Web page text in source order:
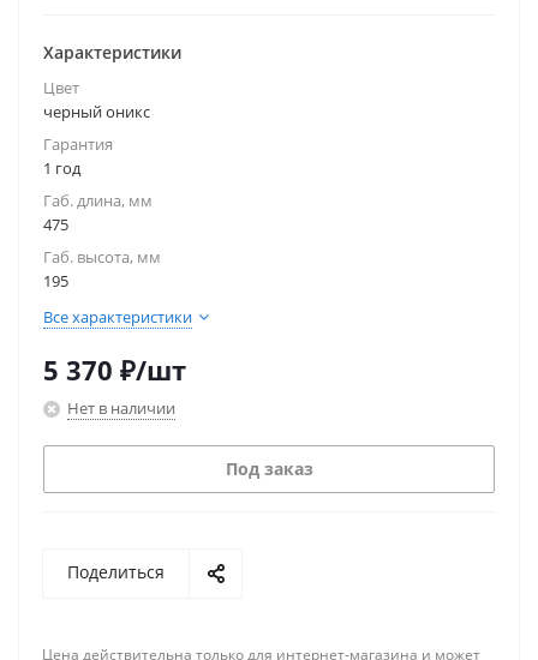
Характеристики
Цвет
черный оникс
Гарантия
1 год
Габ. длина, мм
475
Габ. высота, мм
195
Все характеристики
5 370 ₽/шт
Нет в наличии
Под заказ
Поделиться
Цена действительна только для интернет-магазина и может